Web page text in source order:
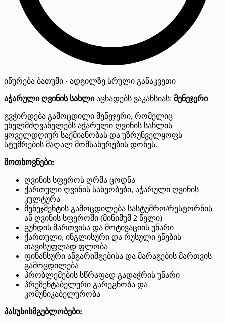
იწურება ბათუმი · ადგილზე სრული განაკვეთი
აჭარული ღვინის სახლიაცხადებს ვაკანსიას: მენეჯერი
გვჭირდება გამოცდილი მენეჯერი, რომელიც
უხელმძღვანელებს აჭარული ღვინის სახლის
ყოველდღიურ საქმიანობას და უზრუნველყოფს
სტუმრების მაღალ მომსახურების დონეს.
მოთხოვნები:
ღვინის სფეროს ღრმა ცოდნა
ქართული ღვინის სახეობები, აჭარული ღვინის
კულტურა
მენეჯმენტის გამოცდილება სასტუმრო/რესტორნის
ან ღვინის სფეროში (მინიმუმ 2 წელი)
გუნდის მართვისა და მოტივაციის უნარი
ქართული, ინგლისური და რუსული ენების
თავისუფლად ფლობა
ფინანსური ანგარიშგებისა და მარაგების მართვის
გამოცდილება
პრობლემების სწრაფად გადაჭრის უნარი
პრეზენტაბელური გარეგნობა და
კომუნიკაბელურობა
პასუხისმგებლობები: